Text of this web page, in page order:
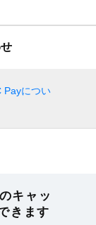
Payについ
キャッ
きます